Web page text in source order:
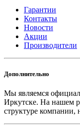
Гарантии
Контакты
Новости
Акции
Производители
Дополнительно
Мы являемся
Иркутске. На нашем
структуре компании,